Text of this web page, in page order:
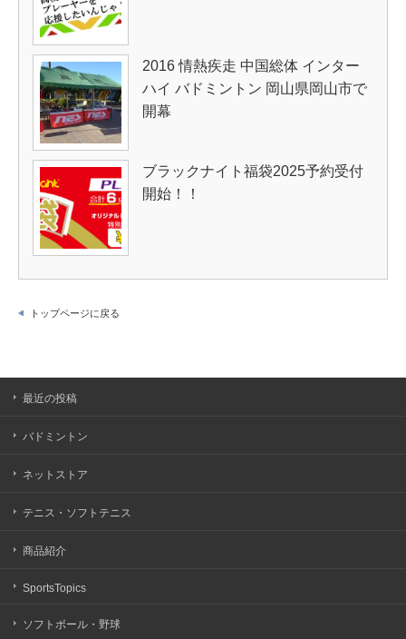
2016 情熱疾走 中国総体 インター
ハイ バドミントン 岡山県岡山市で
開幕
ブラックナイト福袋2025予約受付
開始！！
トップページに戻る
最近の投稿
バドミントン
ネットストア
テニス・ソフトテニス
商品紹介
SportsTopics
ソフトボール・野球